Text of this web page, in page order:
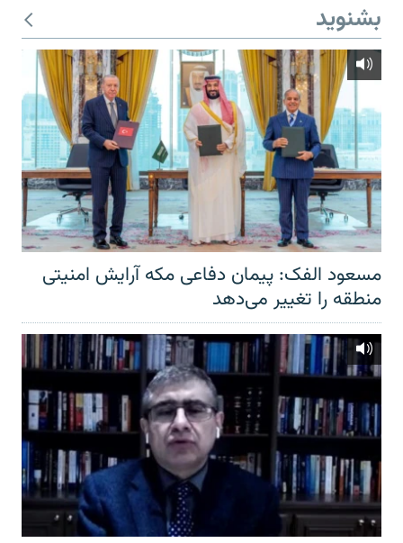
بشنوید
مسعود الفک: پیمان دفاعی مکه آرایش امنیتی
منطقه را تغییر می‌دهد